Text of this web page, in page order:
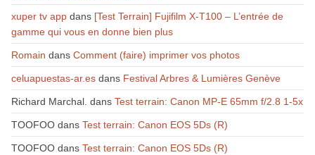
xuper tv appdans [Test Terrain] Fujifilm X-T100 – L’entrée de
gamme qui vous en donne bien plus
Romain dans Comment (faire) imprimer vos photos
celuapuestas-ar.esdans Festival Arbres & Lumières Genève
Richard Marchal. dans Test terrain: Canon MP-E 65mm f/2.8 1-5x
TOOFOOdans Test terrain: Canon EOS 5Ds (R)
TOOFOOdans Test terrain: Canon EOS 5Ds (R)